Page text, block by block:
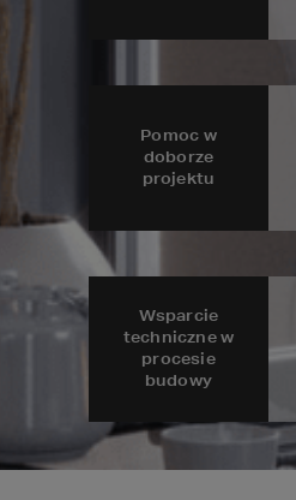
Pomoc w
doborze
projektu
Wsparcie
techniczne w
procesie
budowy